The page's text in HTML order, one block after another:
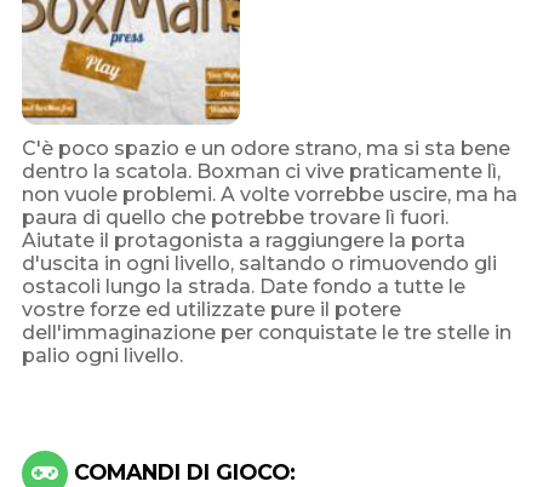
C'è poco spazio e un odore strano, ma si sta bene
dentro la scatola. Boxman ci vive praticamente lì,
non vuole problemi. A volte vorrebbe uscire, ma ha
paura di quello che potrebbe trovare lì fuori.
Aiutate il protagonista a raggiungere la porta
d'uscita in ogni livello, saltando o rimuovendo gli
ostacoli lungo la strada. Date fondo a tutte le
vostre forze ed utilizzate pure il potere
dell'immaginazione per conquistate le tre stelle in
palio ogni livello.
COMANDI DI GIOCO: